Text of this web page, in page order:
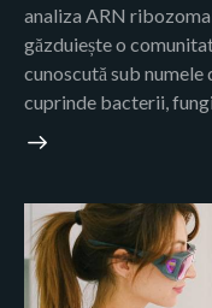
analiza ARN
găzduiește o
cunoscută sub
cuprinde bacterii,